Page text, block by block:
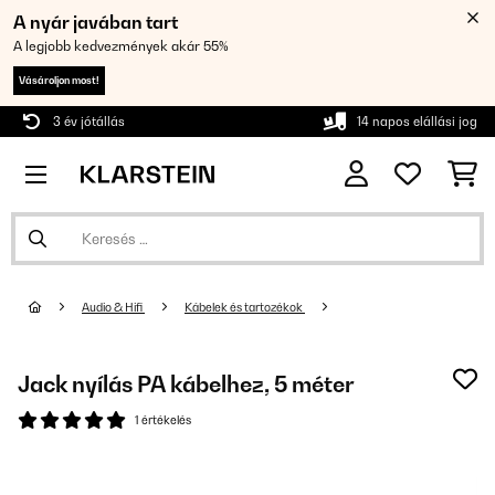
A nyár javában tart
A legjobb kedvezmények akár 55%
Vásároljon most!
3 év jótállás 14 napos elállási jog
Audio & Hifi Kábelek és tartozékok
Jack nyílás PA kábelhez, 5 méter
1 értékelés